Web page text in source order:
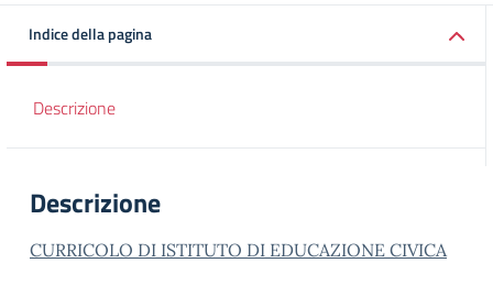
Indice della pagina
Descrizione
Descrizione
CURRICOLO DI ISTITUTO DI EDUCAZIONE CIVICA